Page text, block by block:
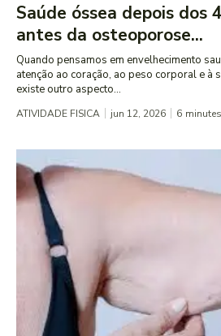
Saúde óssea depois dos
antes da osteoporose...
Quando pensamos em envelhecimento
atenção ao coração, ao peso corporal e à
existe outro aspecto...
ATIVIDADE FISICA jun 12, 2026 6 minutes